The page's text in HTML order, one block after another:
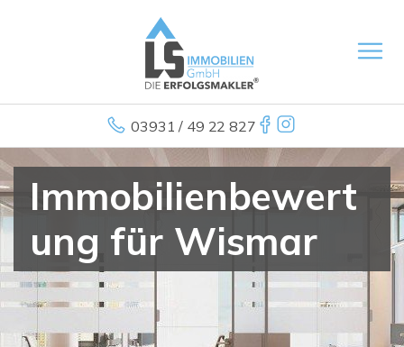
03931 / 49 22 827
Immobilienbewert
ung für Wismar